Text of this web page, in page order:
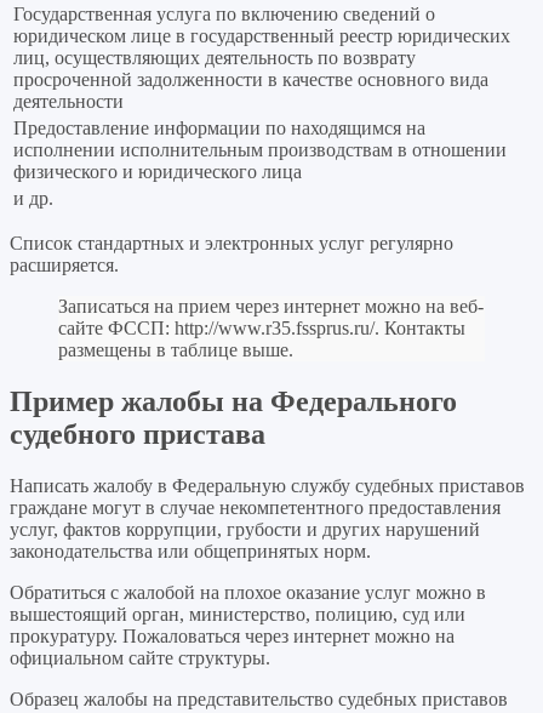
Государственная услуга по включению сведений о
юридическом лице в государственный реестр юридических
лиц, осуществляющих деятельность по возврату
просроченной задолженности в качестве основного вида
деятельности
Предоставление информации по находящимся на
исполнении исполнительным производствам в отношении
физического и юридического лица
и др.
Список стандартных и электронных услуг регулярно
расширяется.
Записаться на прием через интернет можно на веб-
сайте ФССП: http://www.r35.fssprus.ru/. Контакты
размещены в таблице выше.
Пример жалобы на Федерального
судебного пристава
Написать жалобу в Федеральную службу судебных приставов
граждане могут в случае некомпетентного предоставления
услуг, фактов коррупции, грубости и других нарушений
законодательства или общепринятых норм.
Обратиться с жалобой на плохое оказание услуг можно в
вышестоящий орган, министерство, полицию, суд или
прокуратуру. Пожаловаться через интернет можно на
официальном сайте структуры.
Образец жалобы на представительство судебных приставов